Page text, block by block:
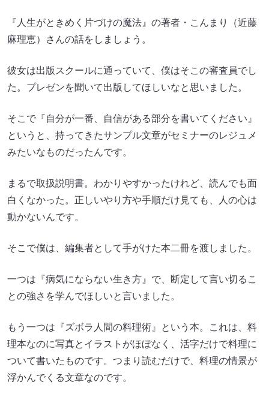
『人生がときめく片づけの魔法』の著者・こんまり（近藤
麻理恵）さんの話をしましょう。
彼女は出版スクールに通っていて、僕はそこの審査員でし
た。プレゼンを聞いて出版してほしいなと思いました。
そこで『自分が一番、自信がある部分を書いてください』
というと、持ってきたサンプル文章がセミナーのレジュメ
みたいなものだったんです。
まるで取扱説明書。わかりやすかったけれど、読んでも面
白くなかった。正しいやり方や手順だけ見ても、人の心は
動かないんです。
そこで僕は、編集者として手がけた本二冊を渡しました。
一つは『病気にならない生き方』で、断定して言い切るこ
との強さを学んでほしいと言いました。
もう一つは『ズボラ人間の料理術』という本。これは、料
理本なのに写真とイラストがほぼなく、活字だけで料理に
ついて書いたものです。つまり読むだけで、料理の情景が
浮かんでくる文章なのです。